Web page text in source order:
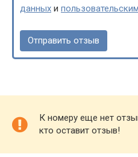
данных и
К номеру еще нет
кто оставит отзыв!